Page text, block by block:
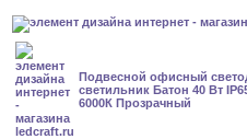
Подвесной офисный
светильник Батон 40 Вт
6000К Прозрачный